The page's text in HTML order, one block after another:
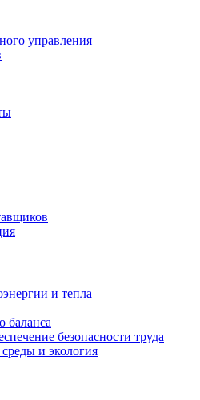
управления
и тепла
баланса
безопасности труда
и экология